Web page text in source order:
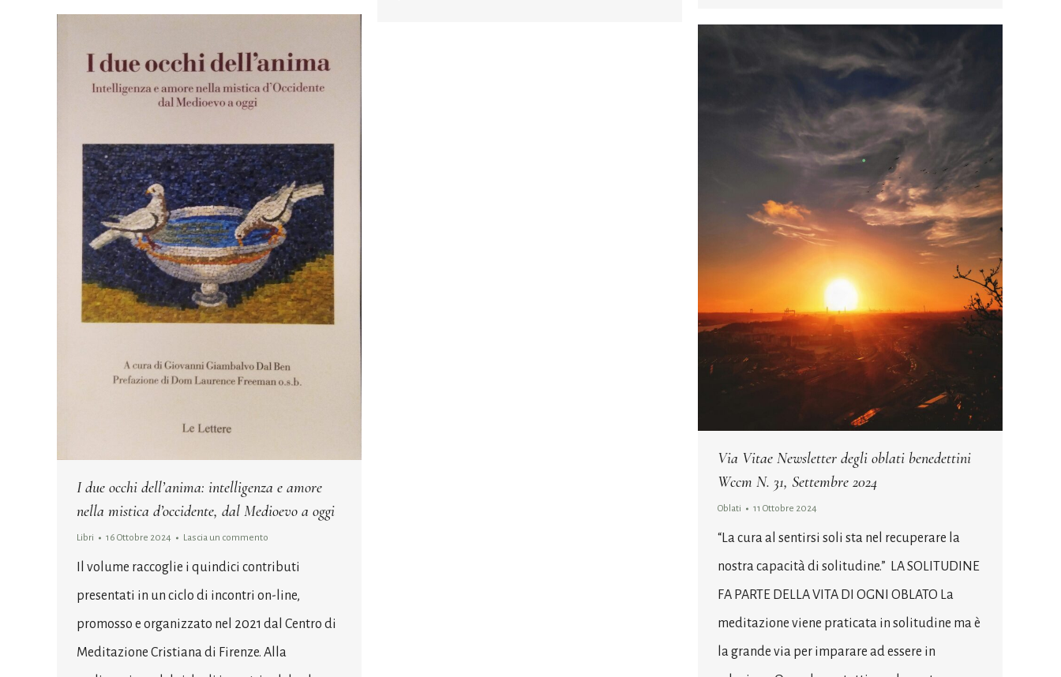
I due occhi dell’anima: intelligenza e amore
nella mistica d’occidente, dal Medioevo a oggi
Libri 16 Ottobre 2024 Lascia un commento
Il volume raccoglie i quindici contributi
presentati in un ciclo di incontri on-line,
promosso e organizzato nel 2021 dal Centro di
Meditazione Cristiana di Firenze. Alla
Via Vitae Newsletter degli oblati benedettini
Wccm N. 31, Settembre 2024
Oblati 11 Ottobre 2024
“La cura al sentirsi soli sta nel recuperare la
nostra capacità di solitudine.” LA SOLITUDINE
FA PARTE DELLA VITA DI OGNI OBLATO La
meditazione viene praticata in solitudine ma è
la grande via per imparare ad essere in